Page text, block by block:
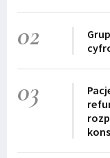
02
03